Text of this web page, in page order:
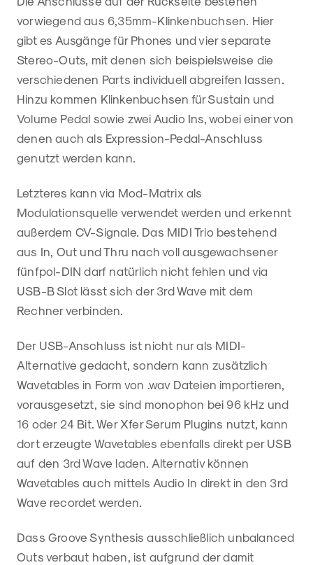
vorwiegend aus 6,35mm-Klinkenbuchsen. Hier
gibt es Ausgänge für Phones und vier separate
Stereo-Outs, mit denen sich beispielsweise die
verschiedenen Parts individuell abgreifen lassen.
Hinzu kommen Klinkenbuchsen für Sustain und
Volume Pedal sowie zwei Audio Ins, wobei einer von
denen auch als Expression-Pedal-Anschluss
genutzt werden kann.
Letzteres kann via Mod-Matrix als
Modulationsquelle verwendet werden und erkennt
außerdem CV-Signale. Das MIDI Trio bestehend
aus In, Out und Thru nach voll ausgewachsener
fünfpol-DIN darf natürlich nicht fehlen und via
USB-B Slot lässt sich der 3rd Wave mit dem
Rechner verbinden.
Der USB-Anschluss ist nicht nur als MIDI-
Alternative gedacht, sondern kann zusätzlich
Wavetables in Form von .wav Dateien importieren,
vorausgesetzt, sie sind monophon bei 96 kHz und
16 oder 24 Bit. Wer Xfer Serum Plugins nutzt, kann
dort erzeugte Wavetables ebenfalls direkt per USB
auf den 3rd Wave laden. Alternativ können
Wavetables auch mittels Audio In direkt in den 3rd
Wave recordet werden.
Dass Groove Synthesis ausschließlich unbalanced
Outs verbaut haben, ist aufgrund der damit